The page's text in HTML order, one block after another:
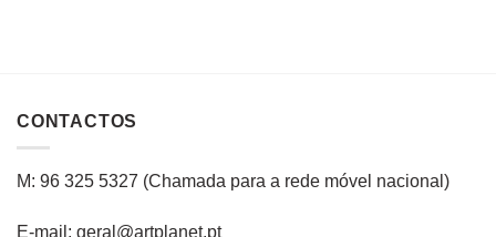
CONTACTOS
M: 96 325 5327 (Chamada para a rede móvel nacional )
E-mail: geral@artplanet.pt